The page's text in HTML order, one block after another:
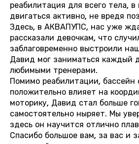
реабилитация для всего тела, в
двигаться активно, не вредя
Здесь, в АКВАПУПС, нас уже
рассказали девочкам, что
заблаговременно выстроили
Давид мог заниматься каждый
любимыми тренерами.
Помимо реабилитации, бассейн
положительно влияет на
моторику, Давид стал больше
самостоятельно ныряет. Мы
здесь он научится отлично
Спасибо большое вам, за вас и